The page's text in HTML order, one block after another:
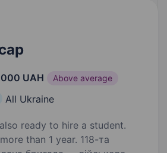
UAH Above average
All Ukraine
ready to hire a student.
than 1 year. 118-та